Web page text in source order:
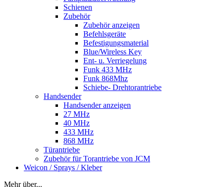
Schienen
Zubehör
Zubehör anzeigen
Befehlsgeräte
Befestigungsmaterial
Blue/Wireless Key
Ent- u. Verriegelung
Funk 433 MHz
Funk 868Mhz
Schiebe- Drehtorantriebe
Handsender
Handsender anzeigen
27 MHz
40 MHz
433 MHz
868 MHz
Türantriebe
Zubehör für Torantriebe von JCM
Weicon / Sprays / Kleber
Mehr über...